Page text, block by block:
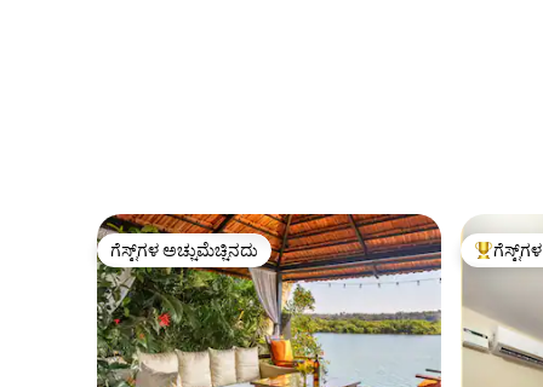
ಗೆಸ್ಟ್‌ಗಳ ಅಚ್ಚುಮೆಚ್ಚಿನದು
ಗೆಸ್ಟ್‌ಗಳ ಅಚ್ಚುಮೆಚ್ಚಿನದು ಗೆಸ್ಟ್‌ಗಳಿಗೆ